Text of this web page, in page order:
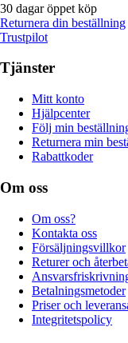
30 dagar öppet köp
Returnera din beställning
Trustpilot
Tjänster
Mitt konto
Hjälpcenter
Följ min
Returnera min
Rabattkoder
Om oss
Om oss?
Kontakta oss
Försäljningsvillkor
Returer och
Betalningsmetoder
Priser och
Integritetspolicy